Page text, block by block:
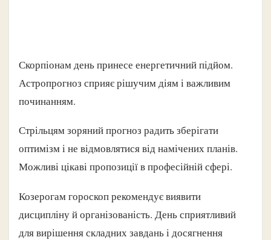
Скорпіонам день принесе енергетичний підйом.
Астропрогноз сприяє рішучим діям і важливим
починанням.
Стрільцям зоряний прогноз радить зберігати
оптимізм і не відмовлятися від намічених планів.
Можливі цікаві пропозиції в професійній сфері.
Козерогам гороскоп рекомендує виявити
дисципліну й організованість. День сприятливий
для вирішення складних завдань і досягнення